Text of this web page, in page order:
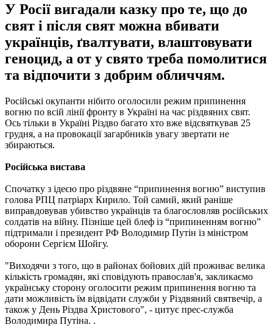
У Росії вигадали казку про те, що до
свят і після свят можна вбивати
українців, ґвалтувати, влаштовувати
геноцид, а от у свято треба помолитися
та відпочити з добрим обличчям.
Російські окупанти нібито оголосили режим припинення
вогню по всій лінії фронту в Україні на час різдвяних свят.
Ось тільки в Україні Різдво багато хто вже відсвяткував 25
грудня, а на провокації загарбників увагу звертати не
збираються.
Російська вистава
Спочатку з ідеєю про різдвяне “припинення вогню” виступив
голова РПЦ патріарх Кирило. Той самий, який раніше
виправдовував убивство українців та благословляв російських
солдатів на війну. Пізніше цей блеф із “припиненням вогню”
підтримали і президент РФ Володимир Путін із міністром
оборони Сергієм Шойгу.
"Виходячи з того, що в районах бойових дій проживає велика
кількість громадян, які сповідують православ'я, закликаємо
українську сторону оголосити режим припинення вогню та
дати можливість їм відвідати служби у Різдвяний святвечір, а
також у День Різдва Христового", - цитує прес-служба
Володимира Путіна. .